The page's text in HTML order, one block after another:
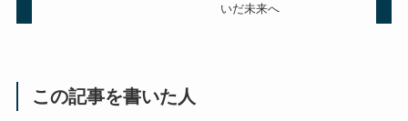
いだ未来へ
この記事を書いた人